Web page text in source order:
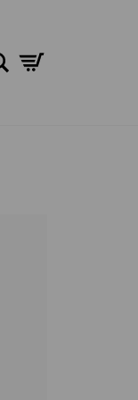
Chercher